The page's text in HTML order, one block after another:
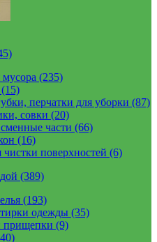
(235)
перчатки для уборки (87)
совки (20)
части (66)
(16)
поверхностей (6)
(389)
(193)
одежды (35)
прищепки (9)